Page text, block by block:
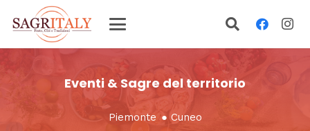
Eventi & Sagre del territorio
Piemonte ● Cuneo